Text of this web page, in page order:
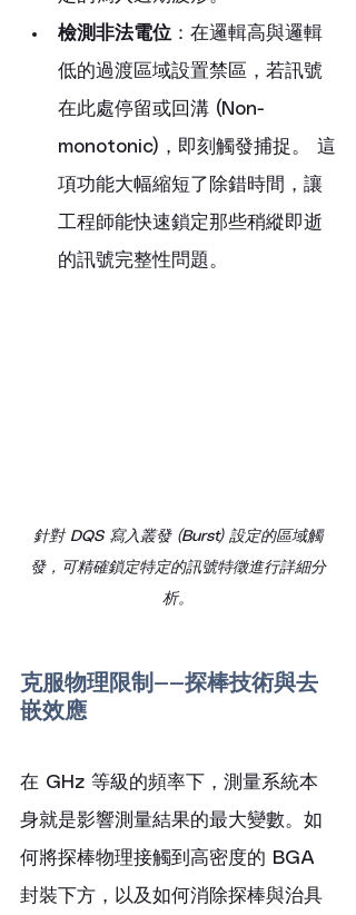
檢測非法電位 ：在邏輯高與邏輯
低的過渡區域設置禁區，若訊號
在此處停留或回溝 (Non-
monotonic)，即刻觸發捕捉。 這
項功能大幅縮短了除錯時間，讓
工程師能快速鎖定那些稍縱即逝
的訊號完整性問題。
針對 DQS 寫入叢發 (Burst) 設定的區域觸
發，可精確鎖定特定的訊號特徵進行詳細分
析。
克服物理限制——探棒技術與去
嵌效應
在 GHz 等級的頻率下，測量系統本
身就是影響測量結果的最大變數。如
何將探棒物理接觸到高密度的 BGA
封裝下方，以及如何消除探棒與治具